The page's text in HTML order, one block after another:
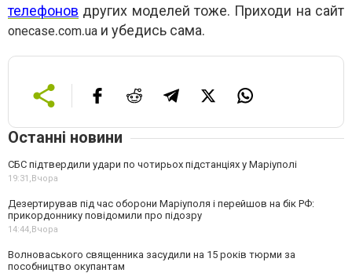
телефонов других моделей тоже. Приходи на сайт
onecase.com.ua и убедись сама.
Останні новини
СБС підтвердили удари по чотирьох підстанціях у Маріуполі
19:31,Вчора
Дезертирував під час оборони Маріуполя і перейшов на бік РФ:
прикордоннику повідомили про підозру
14:44,Вчора
Волноваського священника засудили на 15 років тюрми за
пособництво окупантам